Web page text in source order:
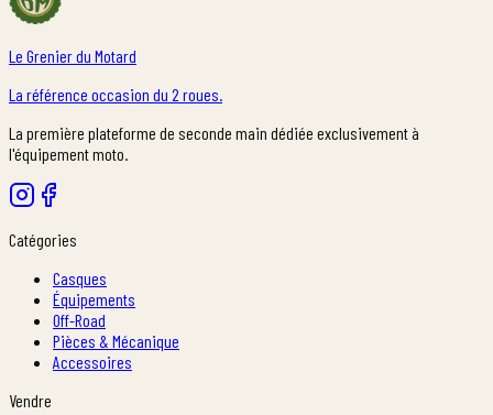
Le Grenier du Motard
La référence occasion du 2 roues.
La première plateforme de seconde main dédiée exclusivement à
l'équipement moto.
Catégories
Casques
Équipements
Off-Road
Pièces & Mécanique
Accessoires
Vendre